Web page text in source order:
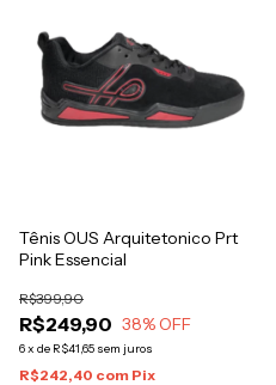
Tênis OUS Arquitetonico Prt
Pink Essencial
R$249,90
R$399,90
38% OFF
6x de R$41,65 sem juros
R$242,40 com Pix